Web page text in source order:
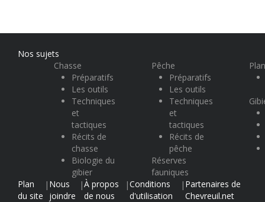
Nos sujets
Chasse
Préparatifs
Les outils
Techniques
et
tactiques
Récits de
chasse
Biologie du
gibier
Pêche
Préparatifs
Les outils
Techniques
et
tactiques
Récits de
pêche
Réserves
fauniques
Plan
du site
| Nous
joindre
|À propos
de nous
|Conditions
d'utilisation
| Partenaires de
Chevreuil.net